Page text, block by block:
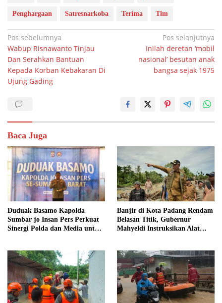
Penghargaan Satresnarkoba Terima Tim
Navigasi
pos
Pos sebelumnya
Wabup Risnawanto Tinjau
Dan Serahkan Bantuan
Kepada Korban Kebakaran Di
Ujung Gading
Pos selanjutnya
Inilah deretan ‘mobil
nasional’ besutan anak
bangsa sejak 1975
Baca Juga
Duduak Basamo Kapolda
Sumbar jo Insan Pers Perkuat
Sinergi Polda dan Media untuk
Banjir di Kota Padang Rendam
Belasan Titik, Gubernur
Mahyeldi Instruksikan Alat